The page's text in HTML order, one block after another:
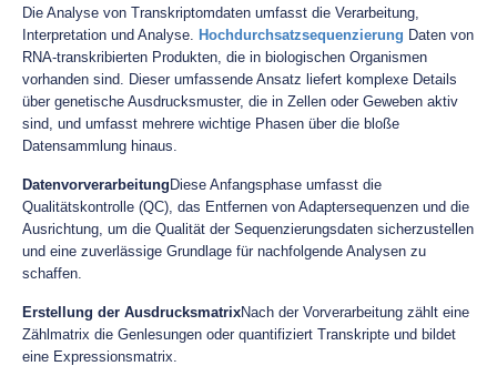
Die Analyse von Transkriptomdaten umfasst die Verarbeitung,
Interpretation und Analyse.
Hochdurchsatzsequenzierung Daten von
RNA-transkribierten Produkten, die in biologischen Organismen
vorhanden sind. Dieser umfassende Ansatz liefert komplexe Details
über genetische Ausdrucksmuster, die in Zellen oder Geweben aktiv
sind, und umfasst mehrere wichtige Phasen über die bloße
Datensammlung hinaus.
Datenvorverarbeitung Diese Anfangsphase umfasst die
Qualitätskontrolle (QC), das Entfernen von Adaptersequenzen und die
Ausrichtung, um die Qualität der Sequenzierungsdaten sicherzustellen
und eine zuverlässige Grundlage für nachfolgende Analysen zu
schaffen.
Erstellung der AusdrucksmatrixNach der Vorverarbeitung zählt eine
Zählmatrix die Genlesungen oder quantifiziert Transkripte und bildet
eine Expressionsmatrix.